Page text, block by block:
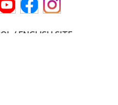
/ ENGLISH SITE